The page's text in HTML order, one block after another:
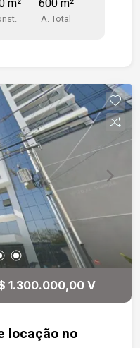
atmosfera
que valoriza
para diversos
clínicas,
ou empresas
a um ambiente
Entre em
m² 600 m²
A. Total
1.300.000,00 V
locação no